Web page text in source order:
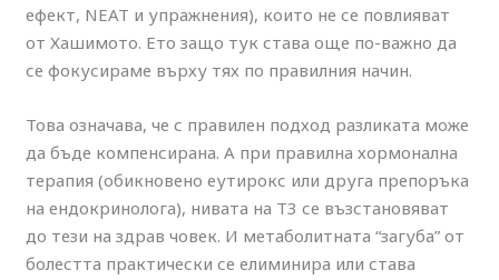
ефект, NEAT и упражнения), които не се повлияват
от Хашимото. Ето защо тук става още по-важно да
се фокусираме върху тях по правилния начин.
Това означава, че с правилен подход разликата може
да бъде компенсирана. А при правилна хормонална
терапия (обикновено еутирокс или друга препоръка
на ендокринолога), нивата на Т3 се възстановяват
до тези на здрав човек. И метаболитната “загуба” от
болестта практически се елиминира или става